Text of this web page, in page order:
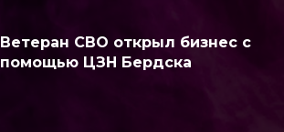
Ветеран СВО открыл бизнес с
помощью ЦЗН Бердска